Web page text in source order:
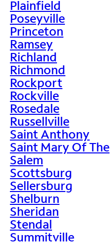
Plainfield
Poseyville
Princeton
Ramsey
Richland
Richmond
Rockport
Rockville
Rosedale
Russellville
Saint Anthony
Saint Mary Of The
Salem
Scottsburg
Sellersburg
Shelburn
Sheridan
Stendal
Summitville